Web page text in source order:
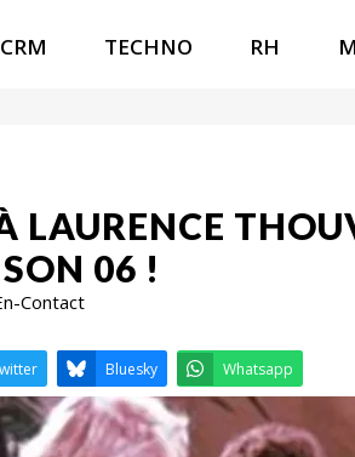
CRM TECHNO RH
LAURENCE
06 !
Contact